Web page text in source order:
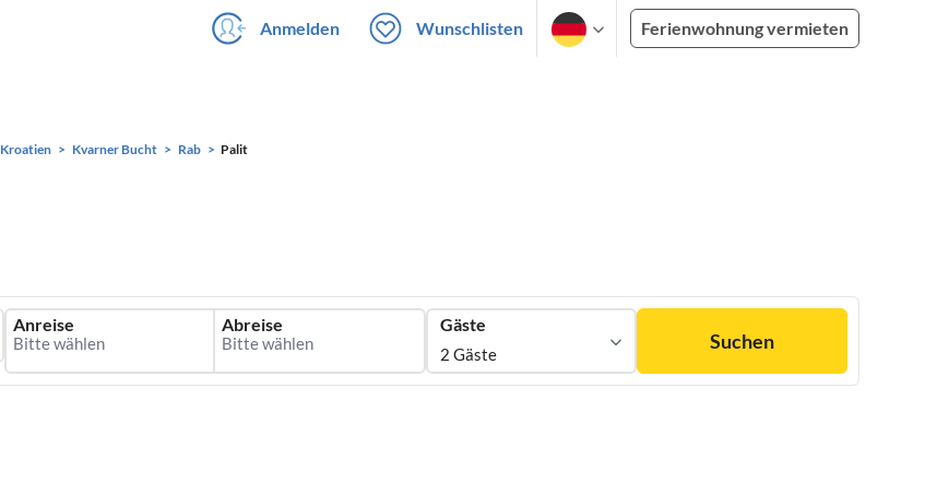
Anmelden Wunschlisten Ferienwohnung vermieten
Kroatien Kvarner Bucht Rab Palit
Anreise Abreise Gäste
2 Gäste
Suchen